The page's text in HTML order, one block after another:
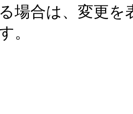
場合は、変更
。